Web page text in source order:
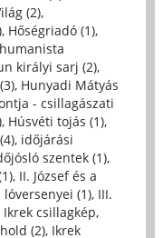
(2),
, Hőségriadó (1),
humanista
királyi sarj (2),
, Hunyadi Mátyás
- csillagászati
, Húsvéti tojás (1),
, időjárási
szentek (1),
, II. József és a
(1), III.
Ikrek csillagkép,
(2), Ikrek